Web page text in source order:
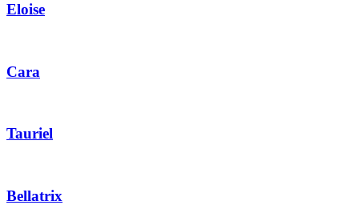
Eloise
Cara
Tauriel
Bellatrix